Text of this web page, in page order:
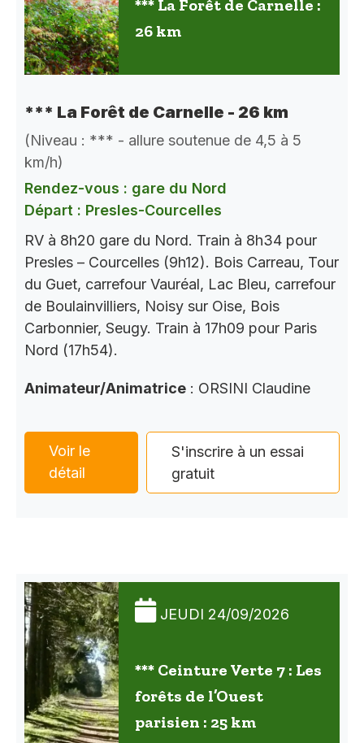
*** La Forêt de Carnelle :
26 km
*** La Forêt de Carnelle - 26 km
(Niveau : *** - allure soutenue de 4,5 à 5
km/h)
Rendez-vous : gare du Nord
Départ : Presles-Courcelles
RV à 8h20 gare du Nord. Train à 8h34 pour
Presles – Courcelles (9h12). Bois Carreau, Tour
du Guet, carrefour Vauréal, Lac Bleu, carrefour
de Boulainvilliers, Noisy sur Oise, Bois
Carbonnier, Seugy. Train à 17h09 pour Paris
Nord (17h54).
Animateur/Animatrice : ORSINI Claudine
Voir le
détail
S'inscrire à un essai
gratuit
JEUDI 24/09/2026
*** Ceinture Verte 7 : Les
forêts de l’Ouest
parisien : 25 km